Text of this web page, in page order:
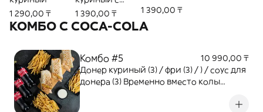
1 290,00 ₸
сыром
1 390,00 ₸ 1 390,00 ₸
КОМБО С COCA-COLA
Комбо #5
10 990,00 ₸
Донер куриный (3) / фри (3) / ) / соус для
донера (3) Временно вместо колы